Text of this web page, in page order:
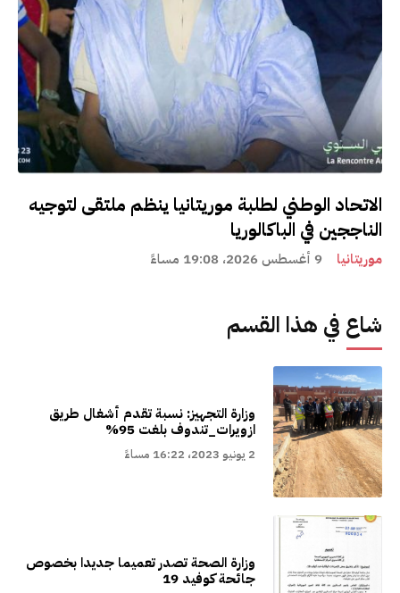
الاتحاد الوطني لطلبة موريتانيا ينظم ملتقى لتوجيه
الناججين في الباكالوريا
موريتانيا 9 أغسطس 2026، 19:08 مساءً
شاع في هذا القسم
وزارة التجهيز: نسبة تقدم أشغال طريق
ازويرات_تندوف بلغت 95%
2 يونيو 2023، 16:22 مساءً
وزارة الصحة تصدر تعميما جديدا بخصوص
جائحة كوفيد 19